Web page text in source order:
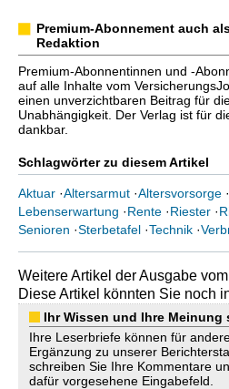
Premium-Abonnement auch
Redaktion
Premium-Abonnentinnen und -
auf alle Inhalte vom
einen unverzichtbaren Beitrag für
Unabhängigkeit. Der Verlag ist für
dankbar.
Schlagwörter zu diesem Artikel
Aktuar ·Altersarmut ·Altersvorsorge ·
Lebenserwartung ·Rente ·Riester ·
Senioren ·Sterbetafel ·Technik ·
Weitere Artikel der Ausgabe
Diese Artikel könnten Sie noch
Ihr Wissen und Ihre Meinung
Ihre Leserbriefe können für
Ergänzung zu unserer
schreiben Sie Ihre Kommentare
dafür vorgesehene Eingabefeld.